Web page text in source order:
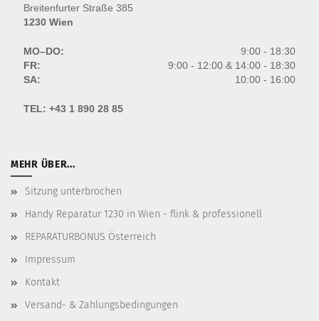
Breitenfurter Straße 385
1230 Wien
MO–DO:
9:00 - 18:30
FR:
9:00 - 12:00 & 14:00 - 18:30
SA:
10:00 - 16:00
TEL: +43 1 890 28 85
MEHR ÜBER...
Sitzung unterbrochen
Handy Reparatur 1230 in Wien - flink & professionell
REPARATURBONUS Österreich
Impressum
Kontakt
Versand- & Zahlungsbedingungen